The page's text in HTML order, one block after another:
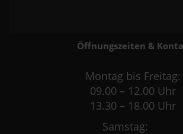
Öffnungszeiten &
Montag bis Freitag:
09.00 – 12.00 Uhr
13.30 – 18.00 Uhr
Samstag: